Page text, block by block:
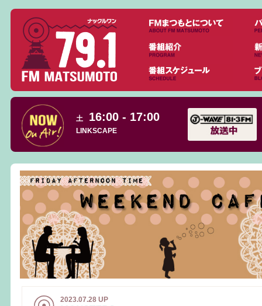
土 16:00 - 17:00
LINKSCAPE
2023.07.28 UP